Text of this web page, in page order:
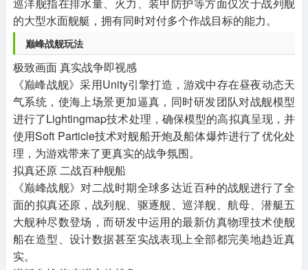
巡洋舰指在排水量、火力、装甲防护等方面仅次于战列舰
的大型水面舰艇，拥有同时对付多个作战目标的能力。
巅峰战舰玩法
极致画面 真实战争即视感
《巅峰战舰》采用Unity引擎打造，游戏中存在昼夜动态天
气系统，使海上场景更加逼真，同时研发团队对战舰模型
进行了Lightingmap技术处理，确保模型的高拟真呈现，并
使用Soft Particle技术对舰船开炮及船体爆炸进行了优化处
理，为游戏带来了更真实的战争氛围。
拟真还原 二战百种舰船
《巅峰战舰》对二战时期全球多达近百种的战舰进行了全
面的拟真还原，战列舰、驱逐舰、巡洋舰、航母、潜艇五
大舰种尽数登场，而研发中运用的最新仿真物理技术使舰
船在造型、设计数据甚至实战表现上全部都完美地趋近真
实。